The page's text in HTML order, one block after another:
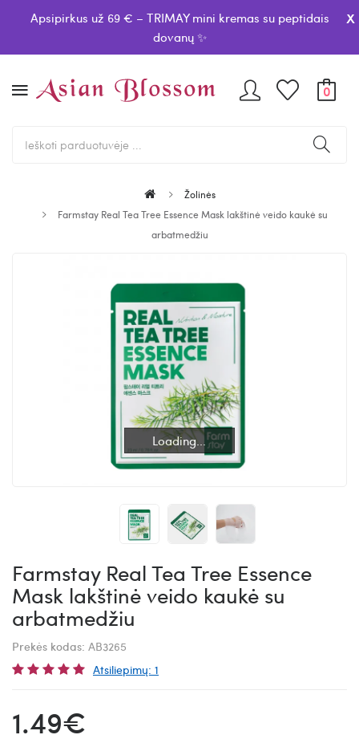
Apsipirkus už 69 € – TRIMAY mini kremas su peptidais
dovanų ✨
x
0
Žolinės
Farmstay Real Tea Tree Essence Mask lakštinė veido kaukė su
arbatmedžiu
Loading...
Loading...
Farmstay Real Tea Tree Essence
Mask lakštinė veido kaukė su
arbatmedžiu
Prekės kodas: AB3265
Atsiliepimų: 1
1.49€